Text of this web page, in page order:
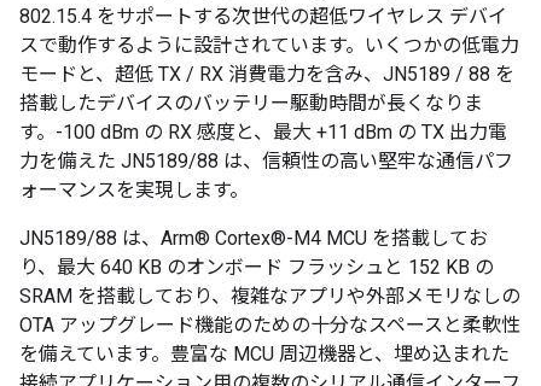
802.15.4 をサポートする次世代の超低ワイヤレス デバイ
スで動作するように設計されています。いくつかの低電力
モードと、超低 TX / RX 消費電力を含み、JN5189 / 88 を
搭載したデバイスのバッテリー駆動時間が長くなりま
す。-100 dBm の RX 感度と、最大 +11 dBm の TX 出力電
力を備えた JN5189/88 は、信頼性の高い堅牢な通信パフ
ォーマンスを実現します。
JN5189/88 は、Arm® Cortex®-M4 MCU を搭載してお
り、最大 640 KB のオンボード フラッシュと 152 KB の
SRAM を搭載しており、複雑なアプリや外部メモリなしの
OTA アップグレード機能のための十分なスペースと柔軟性
を備えています。豊富な MCU 周辺機器と、埋め込まれた